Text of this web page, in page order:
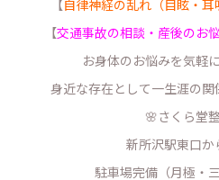
【自律神経の乱れ（目眩・耳
【交通事故の相談・産後のお
お身体のお悩みを気軽
身近な存在として一生涯の
🌸さくら堂
新所沢駅東口か
駐車場完備（月極・